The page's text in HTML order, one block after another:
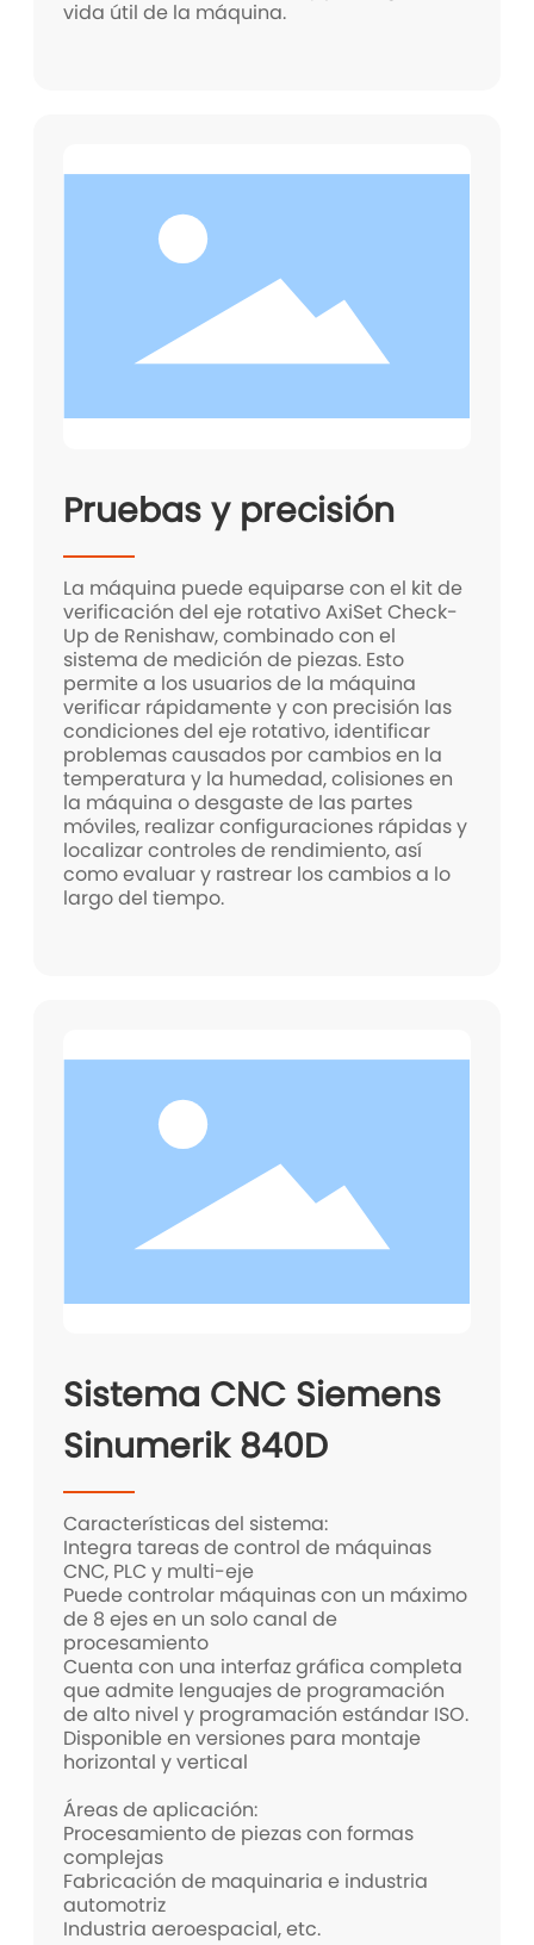
vida útil de la máquina.
Pruebas y precisión
La máquina puede equiparse con el kit de
verificación del eje rotativo AxiSet Check-
Up de Renishaw, combinado con el
sistema de medición de piezas. Esto
permite a los usuarios de la máquina
verificar rápidamente y con precisión las
condiciones del eje rotativo, identificar
problemas causados por cambios en la
temperatura y la humedad, colisiones en
la máquina o desgaste de las partes
móviles, realizar configuraciones rápidas y
localizar controles de rendimiento, así
como evaluar y rastrear los cambios a lo
largo del tiempo.
Sistema CNC Siemens
Sinumerik 840D
Características del sistema:
Integra tareas de control de máquinas
CNC, PLC y multi-eje
Puede controlar máquinas con un máximo
de 8 ejes en un solo canal de
procesamiento
Cuenta con una interfaz gráfica completa
que admite lenguajes de programación
de alto nivel y programación estándar ISO.
Disponible en versiones para montaje
horizontal y vertical
Áreas de aplicación:
Procesamiento de piezas con formas
complejas
Fabricación de maquinaria e industria
automotriz
Industria aeroespacial, etc.